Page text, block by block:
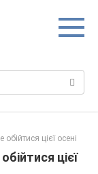
цієї осені
цієї